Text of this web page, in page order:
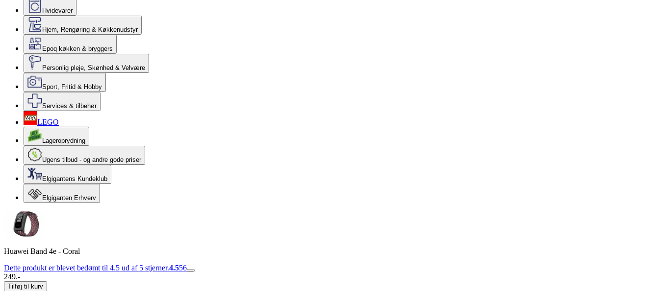
Hvidevarer
Hjem, Rengøring & Køkkenudstyr
Epoq køkken & bryggers
Personlig pleje, Skønhed & Velvære
Sport, Fritid & Hobby
Services & tilbehør
LEGO
Lageroprydning
Ugens tilbud - og andre gode priser
Elgigantens Kundeklub
Elgiganten Erhverv
Huawei Band 4e - Coral
Dette produkt er blevet bedømt til 4.5 ud af 5 stjerner.4.556
249.-
Tilføj til kurv